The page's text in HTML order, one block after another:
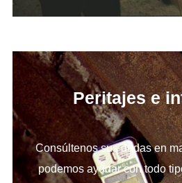
Peritajes e
Consúltenos sus dudas en
podemos ayudar con todo